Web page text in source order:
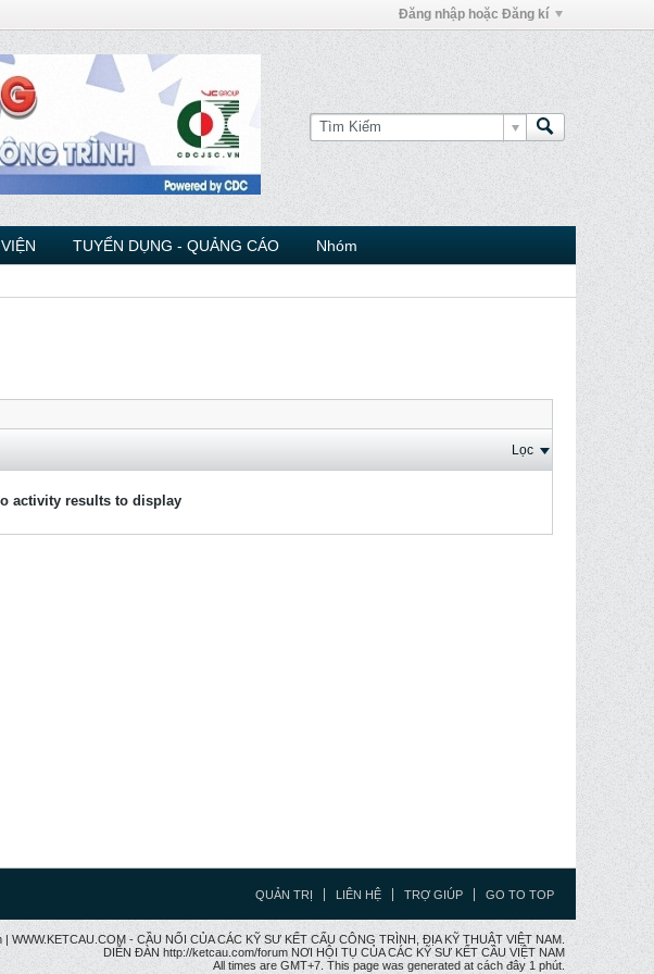
Đăng nhập hoặc Đăng kí
TUYỂN DỤNG - QUẢNG CÁO Nhóm
Lọc
activity results to display
QUẢN TRỊ LIÊN HỆ TRỢ GIÚP GO TO TOP
WWW.KETCAU.COM - CẦU NỐI CỦA CÁC KỸ SƯ KẾT CẤU CÔNG TRÌNH, ĐỊA KỸ THUẬT VIỆT NAM.
DIỄN ĐÀN http://ketcau.com/forum NƠI HỘI TỤ CỦA CÁC KỸ SƯ KẾT CÂU VIỆT NAM
All times are GMT+7. This page was generated at cách đây 1 phút.